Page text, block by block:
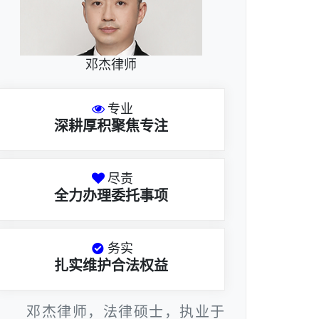
邓杰律师
专业
深耕厚积聚焦专注
尽责
全力办理委托事项
务实
扎实维护合法权益
邓杰律师，法律硕士，执业于